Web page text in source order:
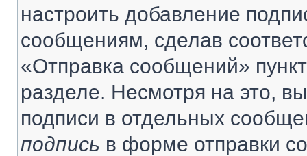
настроить добавление
сообщениям, сделав
«Отправка сообщений»
разделе. Несмотря на это,
подписи в отдельных
подпись в форме отправки